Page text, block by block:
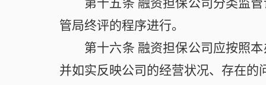
融资担保公司分类监
管局终评的程序进行。
第十六条 融资担保公司应按照
并如实反映公司的经营状况、存在